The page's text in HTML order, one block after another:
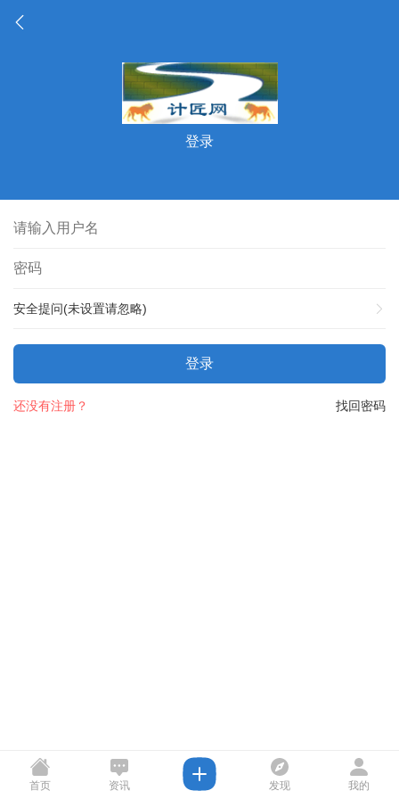
登录
安全提问(未设置请忽略)
登录
找回密码
还没有注册？
首页 资讯 发现 我的